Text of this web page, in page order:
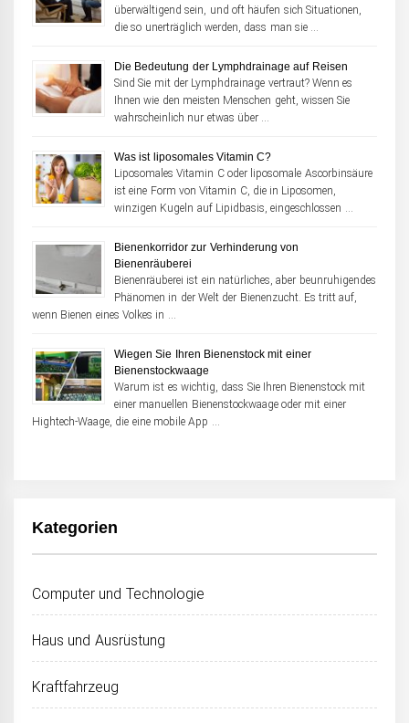
überwältigend sein, und oft häufen sich Situationen,
die so unerträglich werden, dass man sie …
Die Bedeutung der Lymphdrainage auf Reisen
Sind Sie mit der Lymphdrainage vertraut? Wenn es
Ihnen wie den meisten Menschen geht, wissen Sie
wahrscheinlich nur etwas über …
Was ist liposomales Vitamin C?
Liposomales Vitamin C oder liposomale Ascorbinsäure
ist eine Form von Vitamin C, die in Liposomen,
winzigen Kugeln auf Lipidbasis, eingeschlossen …
Bienenkorridor zur Verhinderung von
Bienenräuberei
Bienenräuberei ist ein natürliches, aber beunruhigendes
Phänomen in der Welt der Bienenzucht. Es tritt auf,
wenn Bienen eines Volkes in …
Wiegen Sie Ihren Bienenstock mit einer
Bienenstockwaage
Warum ist es wichtig, dass Sie Ihren Bienenstock mit
einer manuellen Bienenstockwaage oder mit einer
Hightech-Waage, die eine mobile App …
Kategorien
Computer und Technologie
Haus und Ausrüstung
Kraftfahrzeug